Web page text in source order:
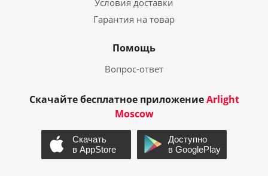
Условия доставки
Гарантия на товар
Помощь
Вопрос-ответ
Скачайте бесплатное приложениеArlight
Moscow